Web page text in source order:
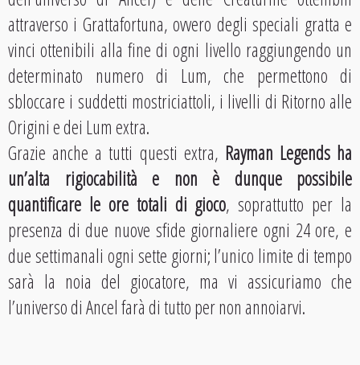
attraverso i Grattafortuna, ovvero degli speciali gratta e
vinci ottenibili alla fine di ogni livello raggiungendo un
determinato numero di Lum, che permettono di
sbloccare i suddetti mostriciattoli, i livelli di Ritorno alle
Origini e dei Lum extra.
Grazie anche a tutti questi extra, Rayman Legends ha
un’alta rigiocabilità e non è dunque possibile
quantificare le ore totali di gioco, soprattutto per la
presenza di due nuove sfide giornaliere ogni 24 ore, e
due settimanali ogni sette giorni; l’unico limite di tempo
sarà la noia del giocatore, ma vi assicuriamo che
l’universo di Ancel farà di tutto per non annoiarvi.